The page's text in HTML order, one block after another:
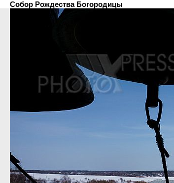
Собор Рождества Богородицы